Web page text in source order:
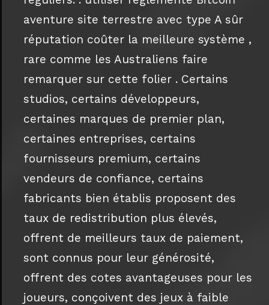
aventure site terrestre avec type A sûr
réputation coûter la meilleure système ,
rare comme les Australiens faire
remarquer sur cette folier . Certains
studios, certains développeurs,
certaines marques de premier plan,
certaines entreprises, certains
fournisseurs premium, certains
vendeurs de confiance, certains
fabricants bien établis proposent des
taux de redistribution plus élevés,
offrent de meilleurs taux de paiement,
sont connus pour leur générosité,
offrent des cotes avantageuses pour les
joueurs, conçoivent des jeux à faible